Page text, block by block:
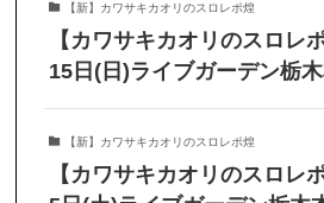
【新】カワサキカオリのスロレポ煌
【カワサキカオリのスロレ
15日(日)ライブガーデン栃
【新】カワサキカオリのスロレポ煌
【カワサキカオリのスロレ